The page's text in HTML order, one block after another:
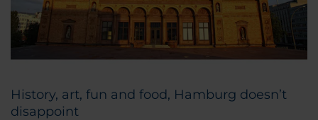
History, art, fun and food, Hamburg doesn’t
disappoint